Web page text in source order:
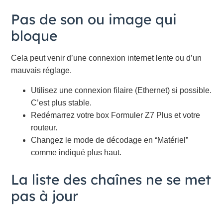
Pas de son ou image qui
bloque
Cela peut venir d’une connexion internet lente ou d’un
mauvais réglage.
Utilisez une connexion filaire (Ethernet) si possible.
C’est plus stable.
Redémarrez votre box Formuler Z7 Plus et votre
routeur.
Changez le mode de décodage en “Matériel”
comme indiqué plus haut.
La liste des chaînes ne se met
pas à jour